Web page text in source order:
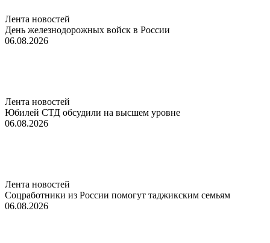
Лента новостей
День железнодорожных войск в России
06.08.2026
Лента новостей
Юбилей СТД обсудили на высшем уровне
06.08.2026
Лента новостей
Соцработники из России помогут таджикским семьям
06.08.2026